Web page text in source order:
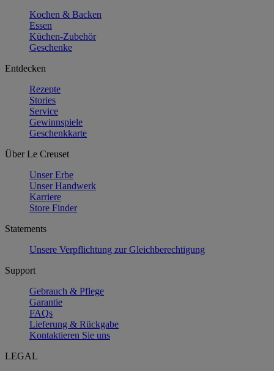
Kochen & Backen
Essen
Küchen-Zubehör
Geschenke
Entdecken
Rezepte
Stories
Service
Gewinnspiele
Geschenkkarte
Über Le Creuset
Unser Erbe
Unser Handwerk
Karriere
Store Finder
Statements
Unsere Verpflichtung zur Gleichberechtigung
Support
Gebrauch & Pflege
Garantie
FAQs
Lieferung & Rückgabe
Kontaktieren Sie uns
LEGAL